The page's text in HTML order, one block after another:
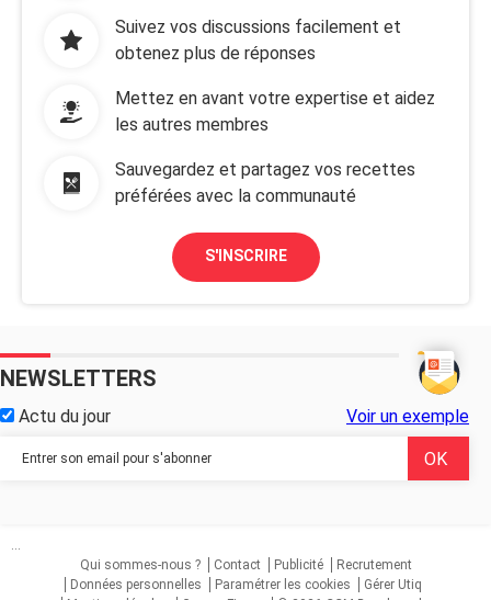
Suivez vos discussions facilement et
obtenez plus de réponses
Mettez en avant votre expertise et aidez
les autres membres
Sauvegardez et partagez vos recettes
préférées avec la communauté
S'INSCRIRE
NEWSLETTERS
Actu du jour Voir un exemple
...
Qui sommes-nous ?
Contact Publicité
Recrutement
Données personnelles
Paramétrer les cookies
Gérer Utiq